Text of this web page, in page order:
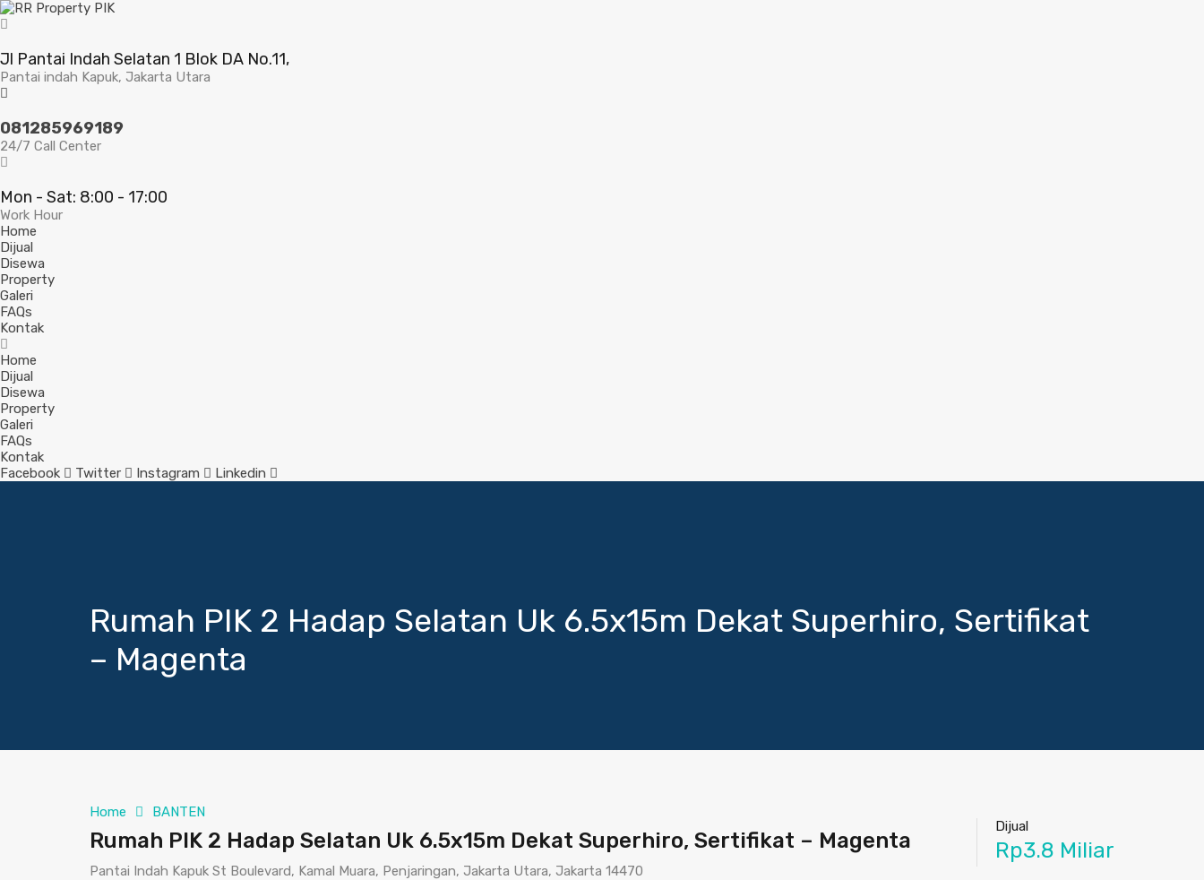
Jl Pantai Indah Selatan 1 Blok DA No.11,
Pantai indah Kapuk, Jakarta Utara
081285969189
24/7 Call Center
Mon - Sat: 8:00 - 17:00
Work Hour
Home
Dijual
Disewa
Property
Galeri
FAQs
Kontak
Home
Dijual
Disewa
Property
Galeri
FAQs
Kontak
Facebook
Twitter Instagram Linkedin
Rumah PIK 2 Hadap Selatan Uk 6.5x15m Dekat Superhiro, Sertifikat
– Magenta
Home BANTEN
Rumah PIK 2 Hadap Selatan Uk 6.5x15m Dekat Superhiro, Sertifikat – Magenta
Pantai Indah Kapuk St Boulevard, Kamal Muara, Penjaringan, Jakarta Utara, Jakarta 14470
Dijual
Rp3.8 Miliar